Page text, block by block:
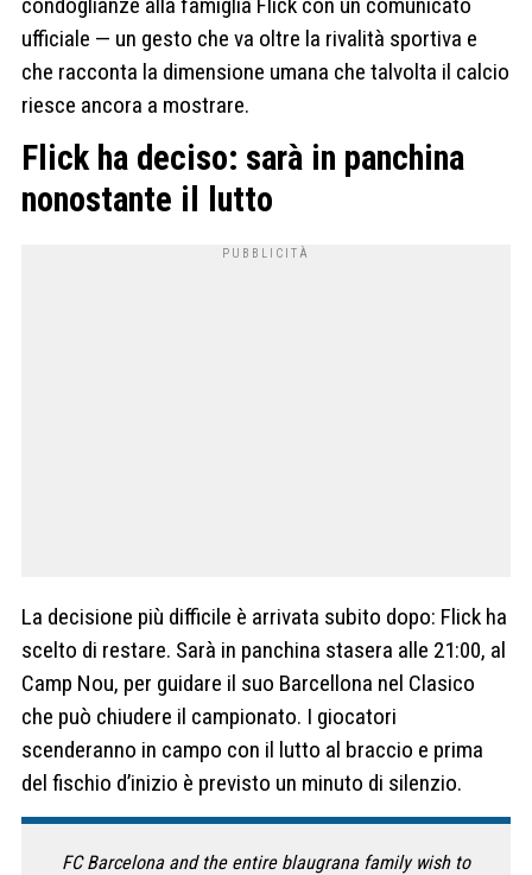
ufficiale — un gesto che va oltre la rivalità sportiva e
che racconta la dimensione umana che talvolta il calcio
riesce ancora a mostrare.
Flick ha deciso: sarà in panchina
nonostante il lutto
La decisione più difficile è arrivata subito dopo: Flick ha
scelto di restare. Sarà in panchina stasera alle 21:00, al
Camp Nou, per guidare il suo Barcellona nel Clasico
che può chiudere il campionato. I giocatori
scenderanno in campo con il lutto al braccio e prima
del fischio d’inizio è previsto un minuto di silenzio.
FC Barcelona and the entire blaugrana family wish to